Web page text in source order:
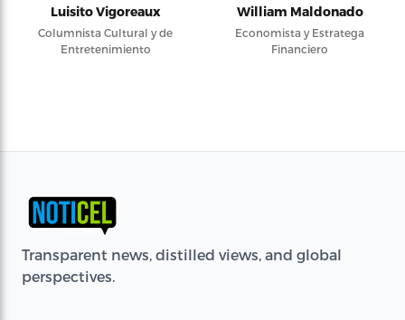
Luisito Vigoreaux
Columnista Cultural y de
Entretenimiento
William Maldonado
Economista y Estratega
Financiero
Transparent news, distilled views, and global
perspectives.